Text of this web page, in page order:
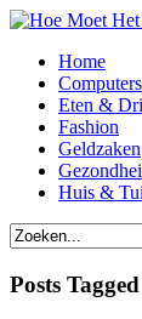
Home
Computers
Eten &
Fashion
Geldzaken
Huis &
Posts